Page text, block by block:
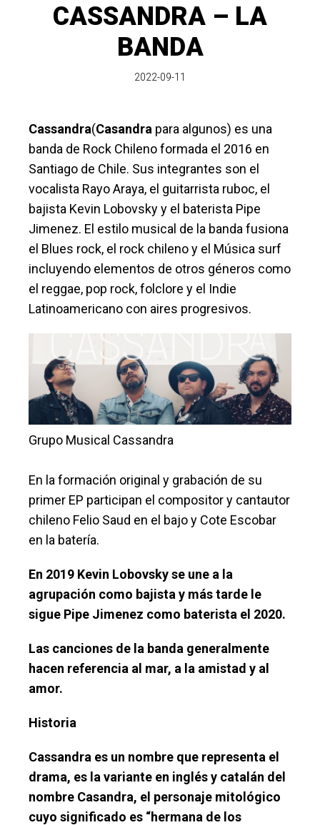
CASSANDRA – LA
BANDA
2022-09-11
Cassandra(Casandra para algunos) es una
banda de Rock Chileno formada el 2016 en
Santiago de Chile. Sus integrantes son el
vocalista Rayo Araya, el guitarrista ruboc, el
bajista Kevin Lobovsky y el baterista Pipe
Jimenez. El estilo musical de la banda fusiona
el Blues rock, el rock chileno y el Música surf
incluyendo elementos de otros géneros como
el reggae, pop rock, folclore y el Indie
Latinoamericano con aires progresivos.
Grupo Musical Cassandra
En la formación original y grabación de su
primer EP participan el compositor y cantautor
chileno Felio Saud en el bajo y Cote Escobar
en la batería.
En 2019 Kevin Lobovsky se une a la
agrupación como bajista y más tarde le
sigue Pipe Jimenez como baterista el 2020.
Las canciones de la banda generalmente
hacen referencia al mar, a la amistad y al
amor.
Historia
Cassandra es un nombre que representa el
drama, es la variante en inglés y catalán del
nombre Casandra, el personaje mitológico
cuyo significado es “hermana de los